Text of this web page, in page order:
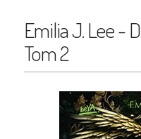
Emilia J. Lee -
Tom 2